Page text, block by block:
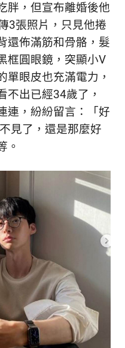
胖，但宣布離婚後他
3張照片，只見他捲
還佈滿筋和骨骼，髮
框圓眼鏡，突顯小V
單眼皮也充滿電力，
不出已經34歲了，
連，紛紛留言：「好
見了，還是那麼好
。